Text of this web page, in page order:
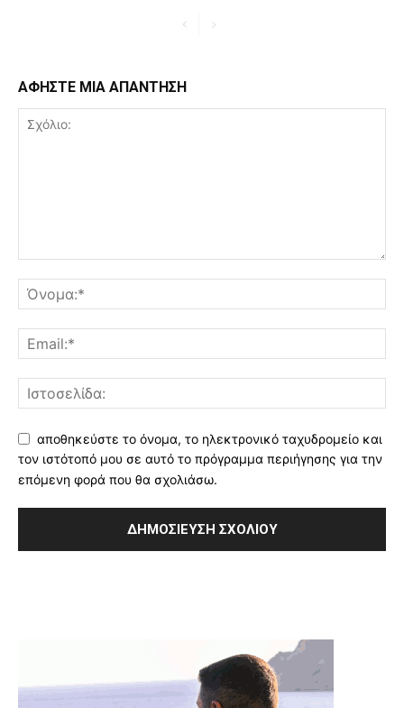
ΑΦΗΣΤΕ ΜΙΑ ΑΠΑΝΤΗΣΗ
αποθηκεύστε το όνομα, το ηλεκτρονικό ταχυδρομείο και
τον ιστότοπό μου σε αυτό το πρόγραμμα περιήγησης για την
επόμενη φορά που θα σχολιάσω.